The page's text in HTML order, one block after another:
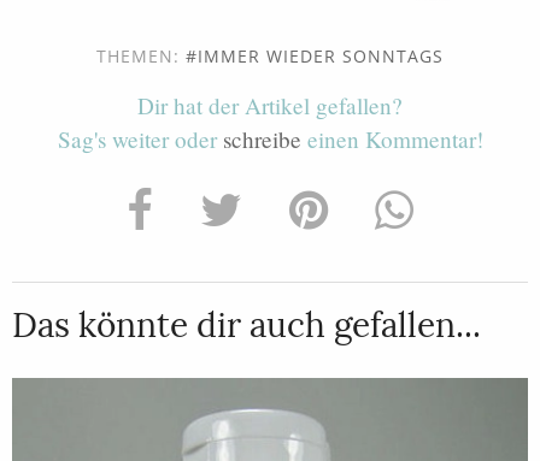
THEMEN: IMMER WIEDER SONNTAGS
Dir hat der Artikel gefallen?
Sag's weiter oder schreibe einen Kommentar!
Das könnte dir auch gefallen...